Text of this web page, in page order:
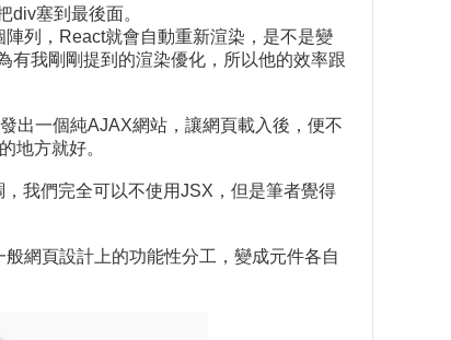
塞到最後面。
列，React就會自動重新渲染，是不是變
有我剛剛提到的渲染優化，所以他的效率跟
出一個純AJAX網站，讓網頁載入後，便不
地方就好。
我們完全可以不使用JSX，但是筆者覺得
網頁設計上的功能性分工，變成元件各自